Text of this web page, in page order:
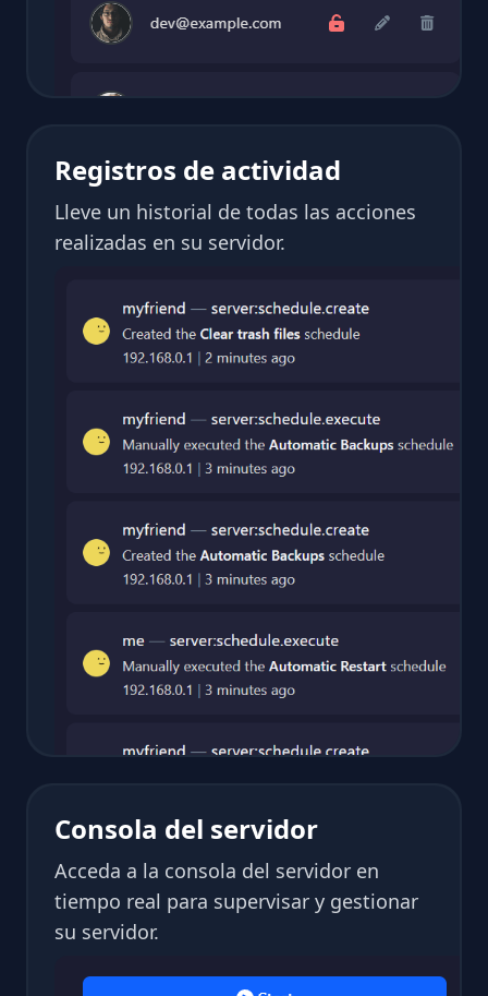
Registros de actividad
Lleve un historial de todas las acciones
realizadas en su servidor.
Consola del servidor
Acceda a la consola del servidor en
tiempo real para supervisar y gestionar
su servidor.